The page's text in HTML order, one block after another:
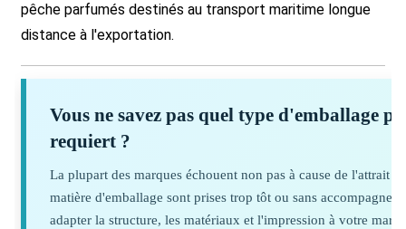
pêche parfumés destinés au transport maritime longue
distance à l'exportation.
Vous ne savez pas quel type d'emballage
requiert ?
La plupart des marques échouent non pas à cause de l'attrait
matière d'emballage sont prises trop tôt ou sans
adapter la structure, les matériaux et l'impression à votre